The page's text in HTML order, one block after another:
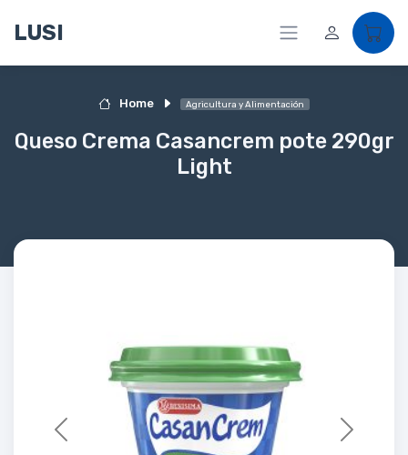
LUSI
Home Agricultura y Alimentación
Queso Crema Casancrem pote 290gr
Light
Previous Next